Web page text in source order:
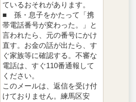
ているおそれがあります。
■ 孫・息子をかたって「携
帯電話番号が変わった。」と
言われたら、元の番号にかけ
直す。お金の話が出たら、す
ぐ家族等に確認する。不審な
電話は、すぐ110番通報して
ください。
このメールは、返信を受け付
けておりません。練馬区安